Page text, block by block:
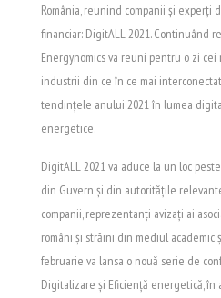
România, reunind companii și experți
financiar: DigitALL 2021. Continuând
Energynomics va reuni pentru o zi
industrii din ce în ce mai
tendințele anului 2021 în lumea
energetice.
DigitALL 2021 va aduce la un loc
din Guvern şi din autorităţile
companii, reprezentanţi avizaţi ai
români şi străini din mediul academic
februarie va lansa o nouă serie de
Digitalizare și Eficiență energetică, în